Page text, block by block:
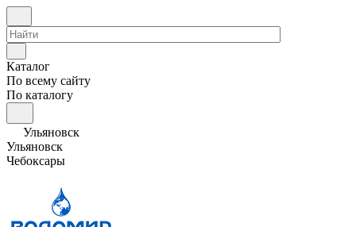
Каталог
По всему сайту
По каталогу
Ульяновск
Ульяновск
Чебоксары